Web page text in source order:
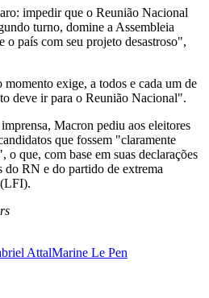
impedir que o Reunião Nacional
turno, domine a Assembleia
o país com seu projeto desastroso",
exige, a todos e cada um de
deve ir para o Reunião Nacional".
Macron pediu aos eleitores
que fossem "claramente
o que, com base em suas declarações
do RN e do partido de extrema
(LFI).
AttalMarine Le Pen